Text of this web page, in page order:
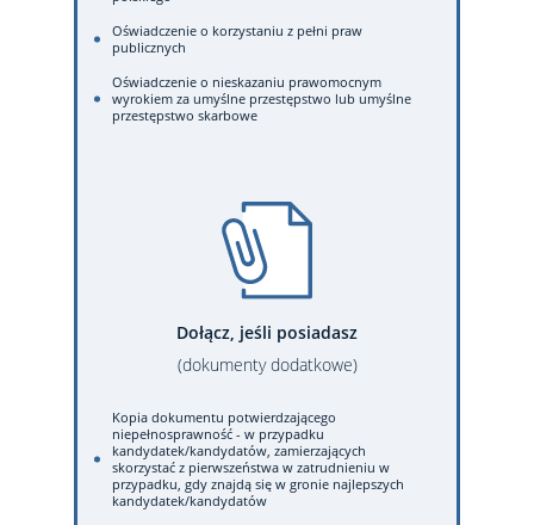
Oświadczenie o korzystaniu z pełni praw
publicznych
Oświadczenie o nieskazaniu prawomocnym
wyrokiem za umyślne przestępstwo lub umyślne
przestępstwo skarbowe
Dołącz, jeśli posiadasz
(dokumenty dodatkowe)
Kopia dokumentu potwierdzającego
niepełnosprawność - w przypadku
kandydatek/kandydatów, zamierzających
skorzystać z pierwszeństwa w zatrudnieniu w
przypadku, gdy znajdą się w gronie najlepszych
kandydatek/kandydatów